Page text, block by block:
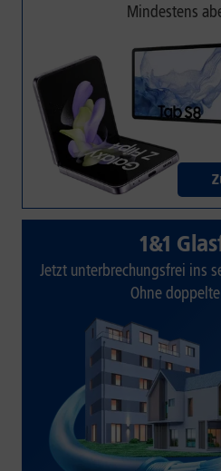
Mindestens
1&1
Jetzt unterbrechungsfrei ins
Ohne